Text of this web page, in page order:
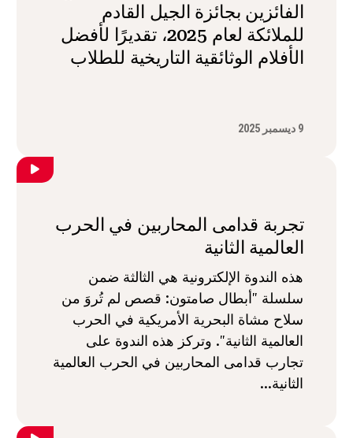
الفائزين بجائزة الجيل القادم
للملائكة لعام 2025، تقديرًا لأفضل
الأفلام الوثائقية التاريخية للطلاب
9 ديسمبر 2025
تجربة قدامى المحاربين في الحرب
العالمية الثانية
هذه الندوة الإلكترونية هي الثالثة ضمن
سلسلة "أبطال صامتون: قصص لم تُروَ من
سلاح مشاة البحرية الأمريكية في الحرب
العالمية الثانية". وتركز هذه الندوة على
تجارب قدامى المحاربين في الحرب العالمية
الثانية...